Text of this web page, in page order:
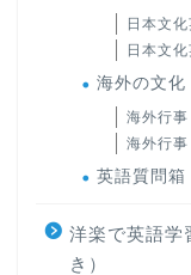
日本文
日本文
海外の文化
海外行事
海外行事
英語質問箱
洋楽で英語学
き）